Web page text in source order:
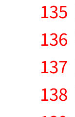
135
136
137
138